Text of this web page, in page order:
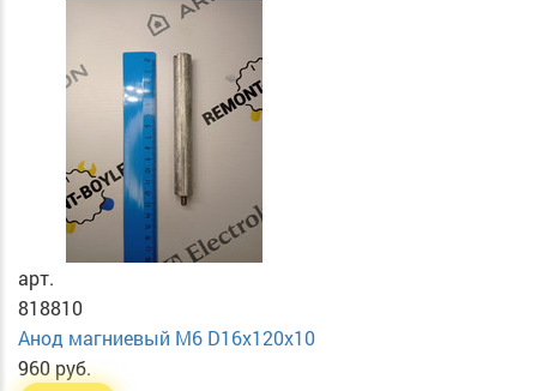
арт.
818810
Анод магниевый М6 D16х120х10
960 руб.